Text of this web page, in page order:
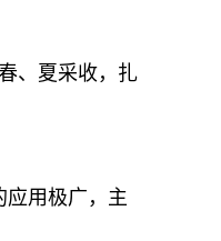
、夏采收，扎
应用极广，主